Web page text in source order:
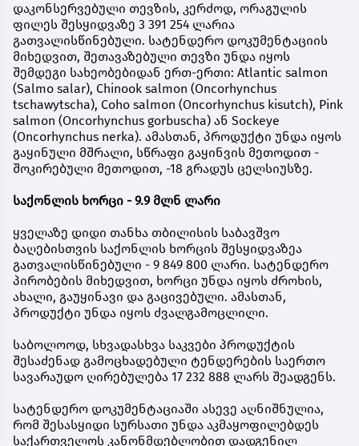
დაკონსერვებული თევზის, კერძოდ, ორაგულის
ფილეს შესყიდვაზე 3 391 254 ლარია
გათვალისწინებული. სატენდერო დოკუმენტაციის
მიხედვით, შეთავაზებული თევზი უნდა იყოს
შემდეგი სახეობებიდან ერთ-ერთი: Atlantic salmon
(Salmo salar), Chinook salmon (Oncorhynchus
tschawytscha), Coho salmon (Oncorhynchus kisutch), Pink
salmon (Oncorhynchus gorbuscha) ან Sockeye
(Oncorhynchus nerka). ამასთან, პროდუქტი უნდა იყოს
გაყინული მშრალი, სწრაფი გაყინვის მეთოდით -
შოკირებული მეთოდით, -18 გრადუს ცელსიუსზე.
საქონლის ხორცი - 9.9 მლნ ლარი
ყველაზე დიდი თანხა თბილისის საბავშვო
ბაღებისთვის საქონლის ხორცის შესყიდვაზეა
გათვალისწინებული - 9 849 800 ლარი. სატენდერო
პირობების მიხედვით, ხორცი უნდა იყოს ძროხის,
ახალი, გაუყინავი და გაცივებული. ამასთან,
პროდუქტი უნდა იყოს ძვალგამოცლილი.
საბოლოოდ, სხვადასხვა საკვები პროდუქტის
შესაძენად გამოცხადებული ტენდერების საერთო
სავარაუდო ღირებულება 17 232 888 ლარს შეადგენს.
სატენდერო დოკუმენტაციაში ასევე აღნიშნულია,
რომ შესასყიდი სურსათი უნდა აკმაყოფილებდეს
საქართველოს კანონმდებლობით დადგენილ